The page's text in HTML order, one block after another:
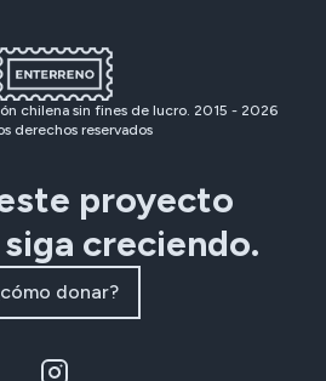
chilena sin fines de lucro. 2015 - 2026
derechos reservados
proyecto
creciendo.
donar?